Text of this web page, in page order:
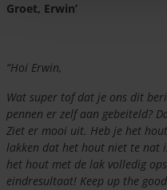
Groet, Erwin’
“Hoi Erwin,
Wat super tof dat je ons dit
pennen er zelf aan gebeiteld?
Ziet er mooi uit. Heb je het
lakken dat het hout niet te nat
het hout met de lak volledig
eindresultaat! Keep up the